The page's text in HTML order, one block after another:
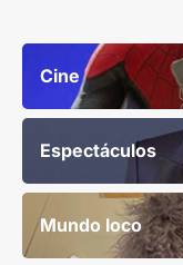
Cine
Espectáculos
Mundo loco